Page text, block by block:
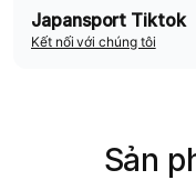
Japansport Tiktok
Kết nối với chúng tôi
Sản